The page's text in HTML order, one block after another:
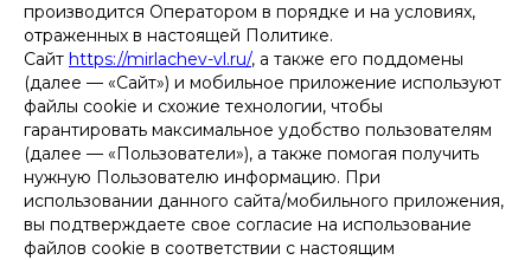
производится Оператором в порядке и на условиях,
отраженных в настоящей Политике.
Сайт https://mirlachev-vl.ru/, а также его поддомены
(далее — «Сайт») и мобильное приложение используют
файлы cookie и схожие технологии, чтобы
гарантировать максимальное удобство пользователям
(далее — «Пользователи»), а также помогая получить
нужную Пользователю информацию. При
использовании данного сайта/мобильного приложения,
вы подтверждаете свое согласие на использование
файлов cookie в соответствии с настоящим